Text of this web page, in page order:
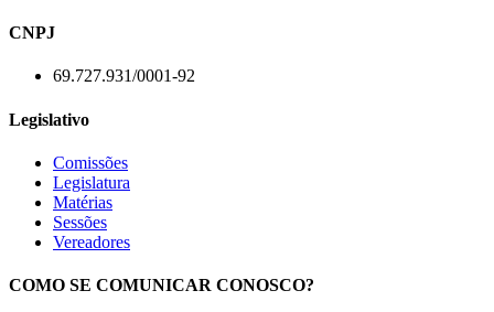
CNPJ
69.727.931/0001-92
Legislativo
Comissões
Legislatura
Matérias
Sessões
Vereadores
COMO SE COMUNICAR CONOSCO?